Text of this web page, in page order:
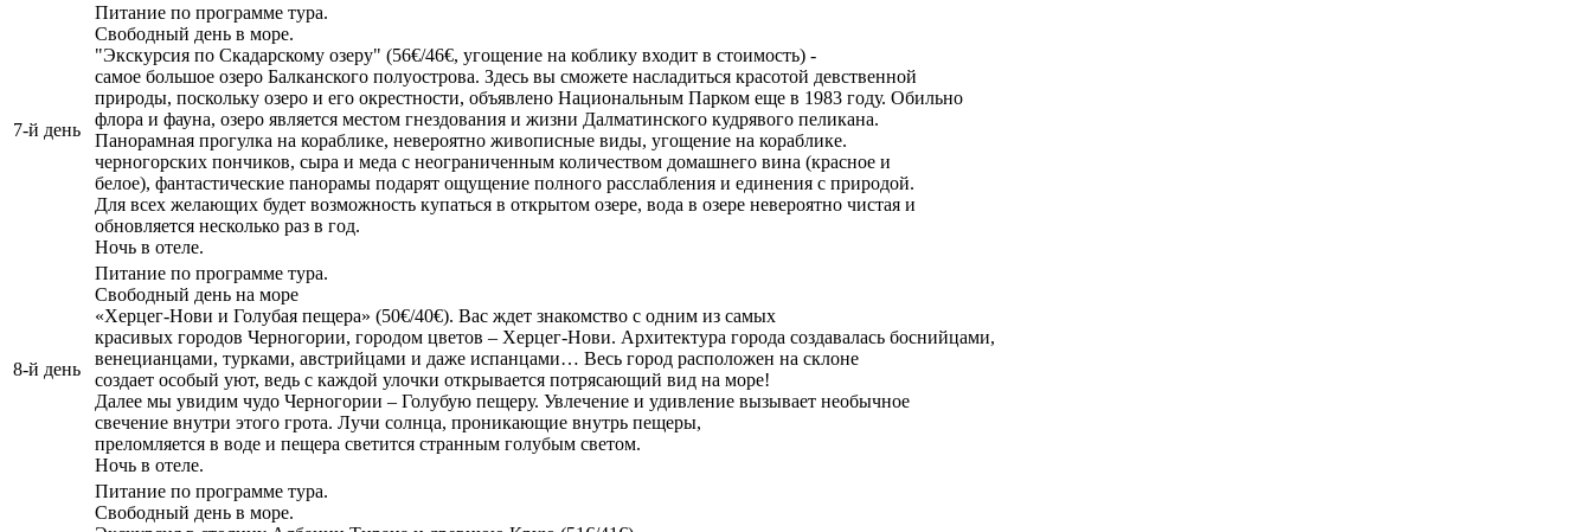
7-й день
Питание по программе тура.
Свободный день в море.
"Экскурсия по Скадарскому озеру" (56€/46€, угощение на коблику входит в стоимость) -
самое большое озеро Балканского полуострова. Здесь вы сможете насладиться красотой девственной
природы, поскольку озеро и его окрестности, объявлено Национальным Парком еще в 1983 году. Обильно
флора и фауна, озеро является местом гнездования и жизни Далматинского кудрявого пеликана.
Панорамная прогулка на кораблике, невероятно живописные виды, угощение на кораблике.
черногорских пончиков, сыра и меда с неограниченным количеством домашнего вина (красное и
белое), фантастические панорамы подарят ощущение полного расслабления и единения с природой.
Для всех желающих будет возможность купаться в открытом озере, вода в озере невероятно чистая и
обновляется несколько раз в год.
Ночь в отеле.
8-й день
Питание по программе тура.
Свободный день на море
«Херцег-Нови и Голубая пещера» (50€/40€). Вас ждет знакомство с одним из самых
красивых городов Черногории, городом цветов – Херцег-Нови. Архитектура города создавалась боснийцами,
венецианцами, турками, австрийцами и даже испанцами… Весь город расположен на склоне
создает особый уют, ведь с каждой улочки открывается потрясающий вид на море!
Далее мы увидим чудо Черногории – Голубую пещеру. Увлечение и удивление вызывает необычное
свечение внутри этого грота. Лучи солнца, проникающие внутрь пещеры,
преломляется в воде и пещера светится странным голубым светом.
Ночь в отеле.
Питание по программе тура.
Свободный день в море.